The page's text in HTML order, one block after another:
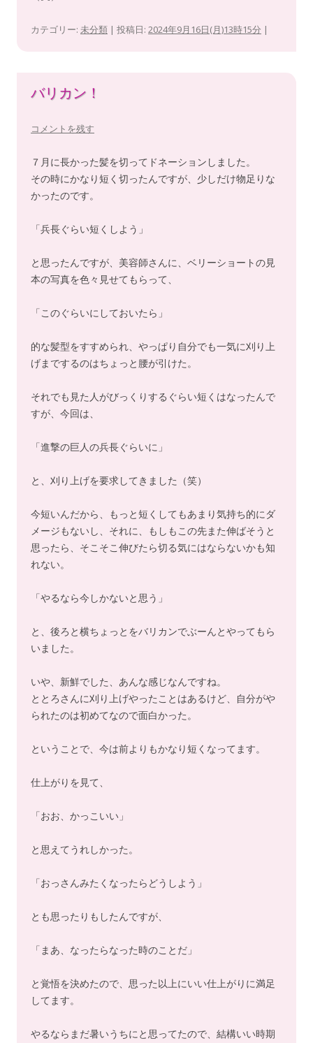
カテゴリー: 未分類 | 投稿日: 2024年9月16日(月)13時15分 |
バリカン！
コメントを残す
７月に長かった髪を切ってドネーションしました。
その時にかなり短く切ったんですが、少しだけ物足りな
かったのです。
「兵長ぐらい短くしよう」
と思ったんですが、美容師さんに、ベリーショートの見
本の写真を色々見せてもらって、
「このぐらいにしておいたら」
的な髪型をすすめられ、やっぱり自分でも一気に刈り上
げまでするのはちょっと腰が引けた。
それでも見た人がびっくりするぐらい短くはなったんで
すが、今回は、
「進撃の巨人の兵長ぐらいに」
と、刈り上げを要求してきました（笑）
今短いんだから、もっと短くしてもあまり気持ち的にダ
メージもないし、それに、もしもこの先また伸ばそうと
思ったら、そこそこ伸びたら切る気にはならないかも知
れない。
「やるなら今しかないと思う」
と、後ろと横ちょっとをバリカンでぶーんとやってもら
いました。
いや、新鮮でした、あんな感じなんですね。
ととろさんに刈り上げやったことはあるけど、自分がや
られたのは初めてなので面白かった。
ということで、今は前よりもかなり短くなってます。
仕上がりを見て、
「おお、かっこいい」
と思えてうれしかった。
「おっさんみたくなったらどうしよう」
とも思ったりもしたんですが、
「まあ、なったらなった時のことだ」
と覚悟を決めたので、思った以上にいい仕上がりに満足
してます。
やるならまだ暑いうちにと思ってたので、結構いい時期